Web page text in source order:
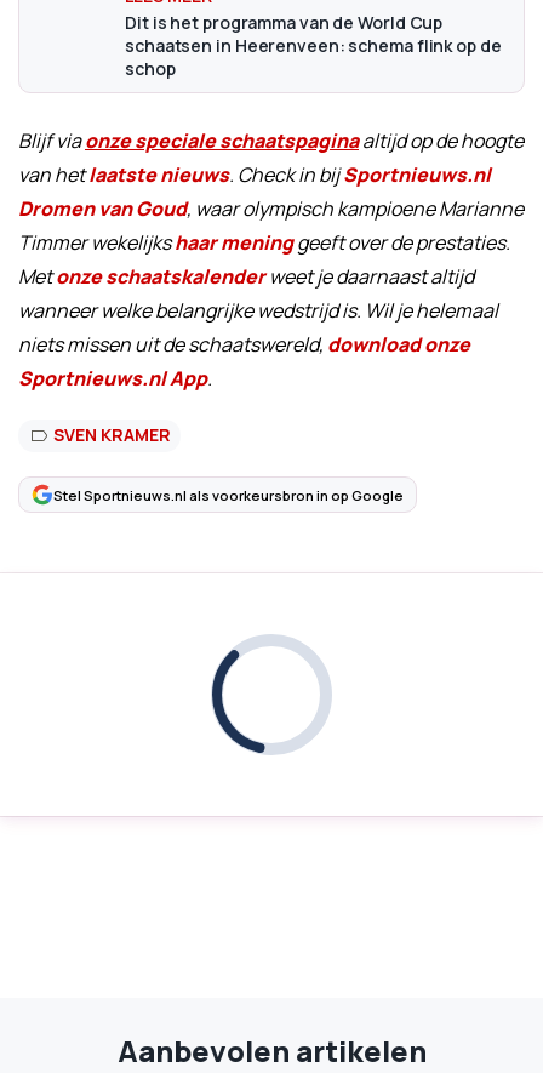
Dit is het programma van de World Cup
schaatsen in Heerenveen: schema flink op de
schop
Blijf viaonze speciale schaatspaginaaltijd op de hoogte
van hetlaatste nieuws. Check in bijSportnieuws.nl
Dromen van Goud, waar olympisch kampioene Marianne
Timmer wekelijkshaar meninggeeft over de prestaties.
Metonze schaatskalenderweet je daarnaast altijd
wanneer welke belangrijke wedstrijd is. Wil je helemaal
niets missen uit de schaatswereld, download onze
Sportnieuws.nl App.
SVEN KRAMER
Stel Sportnieuws.nl als voorkeursbron in op Google
Aanbevolen artikelen